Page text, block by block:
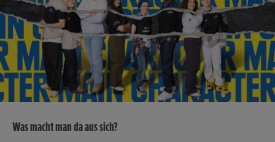
Was macht man da aus sich?